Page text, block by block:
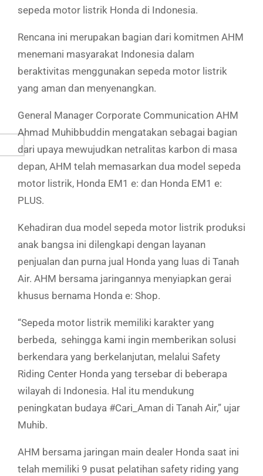
sepeda motor listrik Honda di Indonesia.
Rencana ini merupakan bagian dari komitmen AHM
menemani masyarakat Indonesia dalam
beraktivitas menggunakan sepeda motor listrik
yang aman dan menyenangkan.
General Manager Corporate Communication AHM
Ahmad Muhibbuddin mengatakan sebagai bagian
dari upaya mewujudkan netralitas karbon di masa
depan, AHM telah memasarkan dua model sepeda
motor listrik, Honda EM1 e: dan Honda EM1 e:
PLUS.
Kehadiran dua model sepeda motor listrik produksi
anak bangsa ini dilengkapi dengan layanan
penjualan dan purna jual Honda yang luas di Tanah
Air. AHM bersama jaringannya menyiapkan gerai
khusus bernama Honda e: Shop.
“Sepeda motor listrik memiliki karakter yang
berbeda, sehingga kami ingin memberikan solusi
berkendara yang berkelanjutan, melalui Safety
Riding Center Honda yang tersebar di beberapa
wilayah di Indonesia. Hal itu mendukung
peningkatan budaya #Cari_Aman di Tanah Air,” ujar
Muhib.
AHM bersama jaringan main dealer Honda saat ini
telah memiliki 9 pusat pelatihan safety riding yang